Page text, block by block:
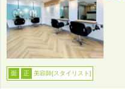
面 正 美容師[スタイリスト]